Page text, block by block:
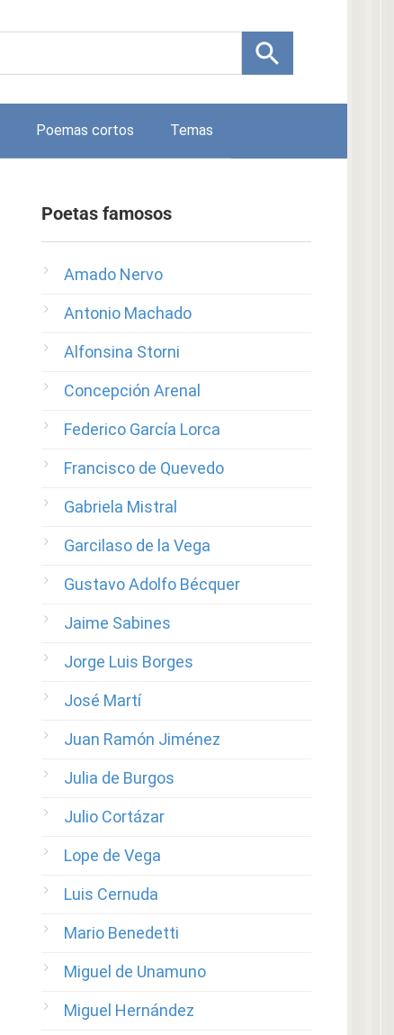
Poemas cortos Temas
Poetas famosos
Amado Nervo
Antonio Machado
Alfonsina Storni
Concepción Arenal
Federico García Lorca
Francisco de Quevedo
Gabriela Mistral
Garcilaso de la Vega
Gustavo Adolfo Bécquer
Jaime Sabines
Jorge Luis Borges
José Martí
Juan Ramón Jiménez
Julia de Burgos
Julio Cortázar
Lope de Vega
Luis Cernuda
Mario Benedetti
Miguel de Unamuno
Miguel Hernández